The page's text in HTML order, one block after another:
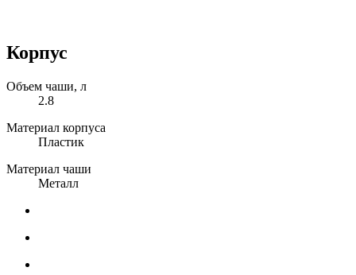
Корпус
Объем чаши, л
2.8
Материал корпуса
Пластик
Материал чаши
Металл